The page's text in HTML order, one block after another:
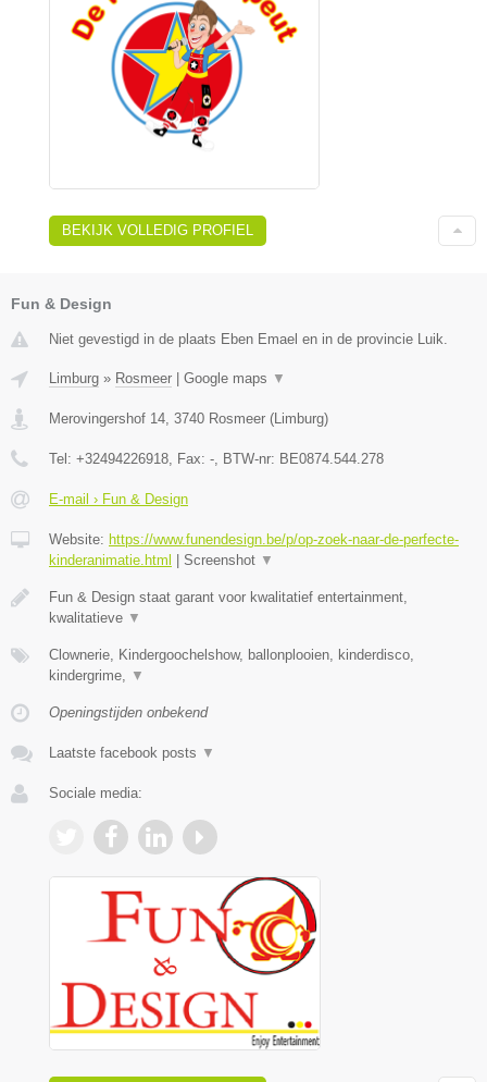
BEKIJK VOLLEDIG PROFIEL
Fun & Design
Niet gevestigd in de plaats Eben Emael en in de provincie Luik.
Limburg » Rosmeer | Google maps ▼
Merovingershof 14 3740 Rosmeer (Limburg)
Tel: +32494226918 , Fax: - , BTW-nr: BE0874.544.278
E-mail › Fun & Design
Website: https://www.funendesign.be/p/op-zoek-naar-de-perfecte-
kinderanimatie.html | Screenshot ▼
Fun & Design staat garant voor kwalitatief entertainment,
kwalitatieve ▼
Clownerie, Kindergoochelshow, ballonplooien, kinderdisco,
kindergrime,
▼
Openingstijden onbekend
Laatste facebook posts ▼
Sociale media: